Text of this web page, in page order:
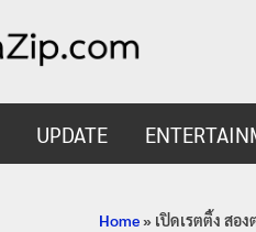
UPDATE
Home» เปิดเรตติ้ง สอ